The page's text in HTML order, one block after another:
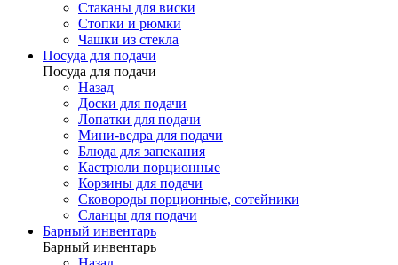
Стаканы для виски
Стопки и рюмки
Чашки из стекла
Посуда для подачи
Посуда для подачи
Назад
Доски для подачи
Лопатки для подачи
Мини-ведра для подачи
Блюда для запекания
Кастрюли порционные
Корзины для подачи
Сковороды порционные, сотейники
Сланцы для подачи
Барный инвентарь
Барный инвентарь